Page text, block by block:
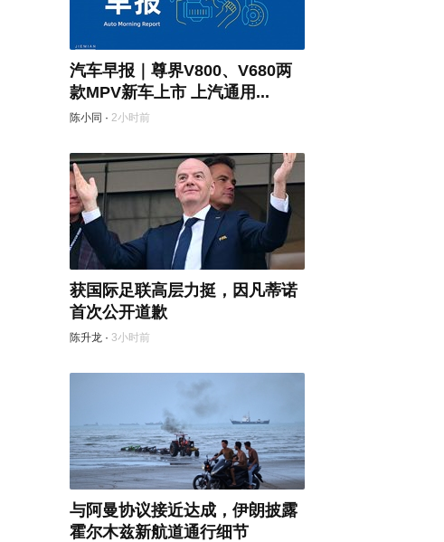
汽车早报｜尊界V800、V680两
款MPV新车上市 上汽通用...
陈小同 · 2小时前
获国际足联高层力挺，因凡蒂诺
首次公开道歉
陈升龙 · 3小时前
与阿曼协议接近达成，伊朗披露
霍尔木兹新航道通行细节